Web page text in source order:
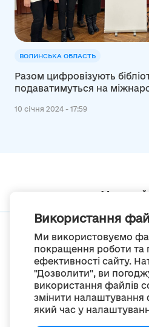
Використання
Ми використовуємо
покращення роботи та
ефективності сайту.
"Дозволити", ви
використання файлів
змінити налаштування
який час у
ВОЛИНСЬКА ОБЛАСТЬ
Разом цифровізують
подаватимуться на
міжмуніципальну співпрацю
10 січня 2024 - 17:59
Мапа
© Портал
Проект був створений 2014 року для
та територіальної
Створення та наповнення - ГО